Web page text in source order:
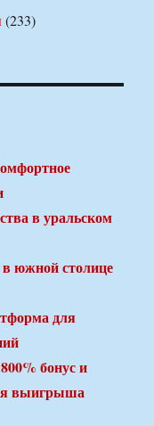
(233)
в уральском
южной столице
для
бонус и
выигрыша